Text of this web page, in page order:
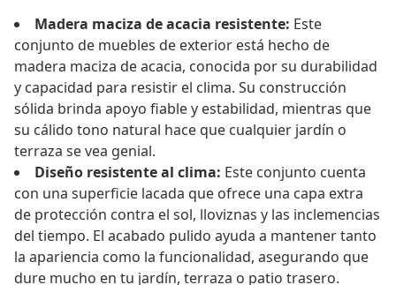
Madera maciza de acacia resistente: Este
conjunto de muebles de exterior está hecho de
madera maciza de acacia, conocida por su durabilidad
y capacidad para resistir el clima. Su construcción
sólida brinda apoyo fiable y estabilidad, mientras que
su cálido tono natural hace que cualquier jardín o
terraza se vea genial.
Diseño resistente al clima: Este conjunto cuenta
con una superficie lacada que ofrece una capa extra
de protección contra el sol, lloviznas y las inclemencias
del tiempo. El acabado pulido ayuda a mantener tanto
la apariencia como la funcionalidad, asegurando que
dure mucho en tu jardín, terraza o patio trasero.